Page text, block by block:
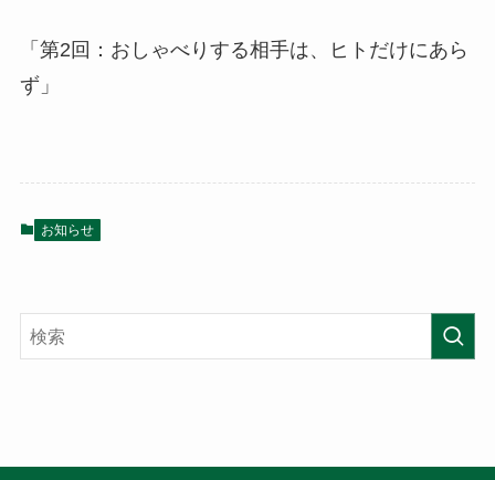
「第2回：おしゃべりする相手は、ヒトだけにあら
ず」
お知らせ